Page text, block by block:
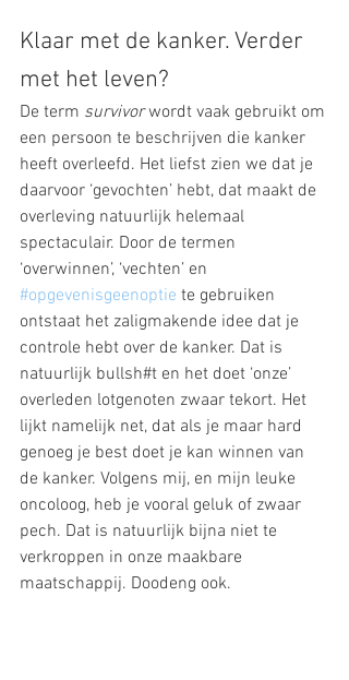
Klaar met de kanker. Verder
met het leven?
De term survivor wordt vaak gebruikt om
een ​​persoon te beschrijven die kanker
heeft overleefd. Het liefst zien we dat je
daarvoor ‘gevochten’ hebt, dat maakt de
overleving natuurlijk helemaal
spectaculair. Door de termen
‘overwinnen’, ‘vechten’ en
#opgevenisgeenoptie te gebruiken
ontstaat het zaligmakende idee dat je
controle hebt over de kanker. Dat is
natuurlijk bullsh#t en het doet ‘onze’
overleden lotgenoten zwaar tekort. Het
lijkt namelijk net, dat als je maar hard
genoeg je best doet je kan winnen van
de kanker. Volgens mij, en mijn leuke
oncoloog, heb je vooral geluk of zwaar
pech. Dat is natuurlijk bijna niet te
verkroppen in onze maakbare
maatschappij. Doodeng ook.